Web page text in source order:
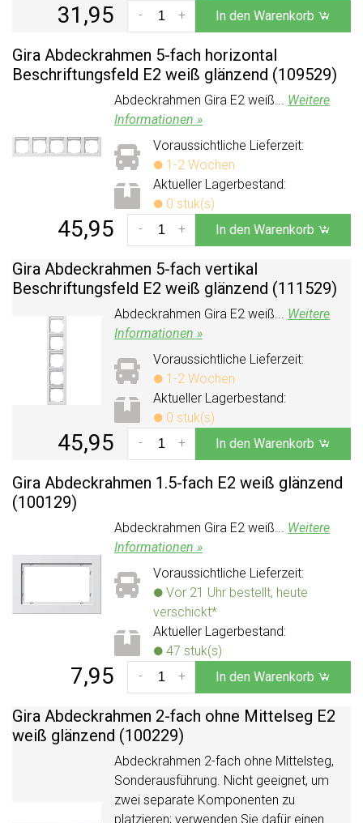
31,95 +
- In den Warenkorb
Gira Abdeckrahmen 5-fach horizontal
Beschriftungsfeld E2 weiß glänzend (109529)
Abdeckrahmen Gira E2 weiß... Weitere
Informationen »
Voraussichtliche Lieferzeit:
1-2 Wochen
Aktueller Lagerbestand:
0 stuk(s)
45,95 +
- In den Warenkorb
Gira Abdeckrahmen 5-fach vertikal
Beschriftungsfeld E2 weiß glänzend (111529)
Abdeckrahmen Gira E2 weiß... Weitere
Informationen »
Voraussichtliche Lieferzeit:
1-2 Wochen
Aktueller Lagerbestand:
0 stuk(s)
45,95 +
- In den Warenkorb
Gira Abdeckrahmen 1.5-fach E2 weiß glänzend
(100129)
Abdeckrahmen Gira E2 weiß... Weitere
Informationen »
Voraussichtliche Lieferzeit:
Vor 21 Uhr bestellt, heute
verschickt*
Aktueller Lagerbestand:
47 stuk(s)
7,95 +
- In den Warenkorb
Gira Abdeckrahmen 2-fach ohne Mittelseg E2
weiß glänzend (100229)
Abdeckrahmen 2-fach ohne Mittelsteg,
Sonderausführung. Nicht geeignet, um
zwei separate Komponenten zu
platzieren; verwenden Sie dafür einen